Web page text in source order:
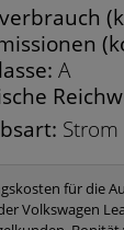
A
Strom
für die
Volkswagen